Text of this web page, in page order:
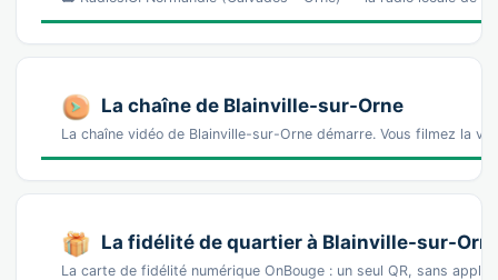
La chaîne de Blainville-sur-Orne
La chaîne vidéo de Blainville-sur-Orne démarre. Vous filmez la
La fidélité de quartier à Blainville-sur-
La carte de fidélité numérique OnBouge : un seul QR, sans appli